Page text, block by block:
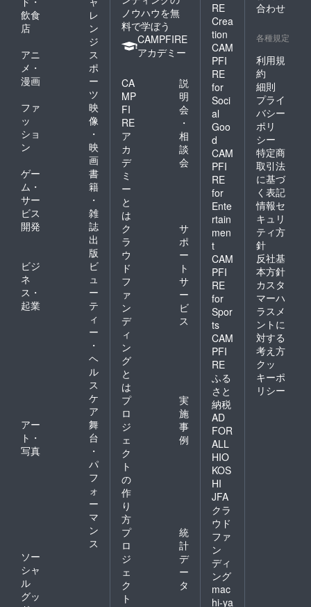
飲食
店
レ
ン
ジ
アニ
メ・
漫画
ス
ポ
ー
ツ
ファ
ッ
ショ
ン
映
像
・
映
画
ゲー
ム・
サー
ビス
開発
書
籍
・
雑
誌
出
版
ビジ
ネ
ス・
起業
ビ
ュ
ー
テ
ィ
ー
・
ヘ
ル
ス
ケ
ア
アー
ト・
写真
舞
台
・
パ
フ
ォ
ー
マ
ン
ス
ソー
シャ
ル
グッ
ノウハウを無
料で学ぼう
CAMPFIRE
アカデミー
CA
MP
FI
RE
ア
カ
デ
ミ
ー
と
は
説
明
会
・
相
談
会
ク
ラ
ウ
ド
フ
ァ
ン
デ
ィ
ン
グ
と
は
サ
ポ
ー
ト
サ
ー
ビ
ス
プ
ロ
ジ
ェ
ク
ト
の
作
り
方
実
施
事
例
プ
ロ
ジ
ェ
ク
ト
統
計
デ
ー
タ
RE
Crea
tion
CAM
PFI
RE
for
Soci
al
Goo
d
CAM
PFI
RE
for
Ente
rtain
men
t
CAM
PFI
RE
for
Spor
ts
CAM
PFI
RE
ふる
さと
納税
AD
FOR
ALL
HIO
KOS
HI
JFA
クラ
ウド
ファ
ン
ディ
ング
mac
hi-ya
合わせ
各種規定
利用規
約
細則
プライ
バシー
ポリ
シー
特定商
取引法
に基づ
く表記
情報セ
キュリ
ティ方
針
反社基
本方針
カスタ
マーハ
ラスメ
ントに
対する
考え方
クッ
キーポ
リシー